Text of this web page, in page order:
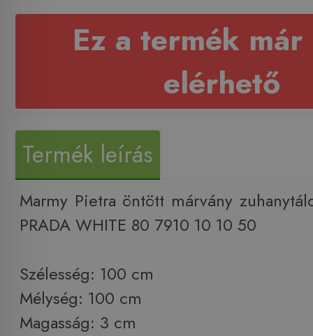
Ez a termék már
elérhető
Termék leírás
Marmy Pietra öntött márvány
PRADA WHITE 80 7910 10 10 50
Szélesség: 100 cm
Mélység: 100 cm
Magasság: 3 cm